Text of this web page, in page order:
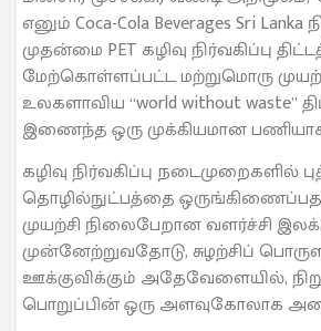
எனும் Coca-Cola Beverages Sri
முதன்மை PET கழிவு நிர்வகிப்பு
மேற்கொள்ளப்பட்ட மற்றுமொரு
உலகளாவிய “world without waste”
இணைந்த ஒரு முக்கியமான
கழிவு நிர்வகிப்பு நடைமுறைகளில்
தொழில்நுட்பத்தை
முயற்சி நிலைபேறான வளர்ச்சி
முன்னேற்றுவதோடு, சுழற்சிப்
ஊக்குவிக்கும் அதேவேளையில்,
பொறுப்பின் ஒரு அளவுகோலாக